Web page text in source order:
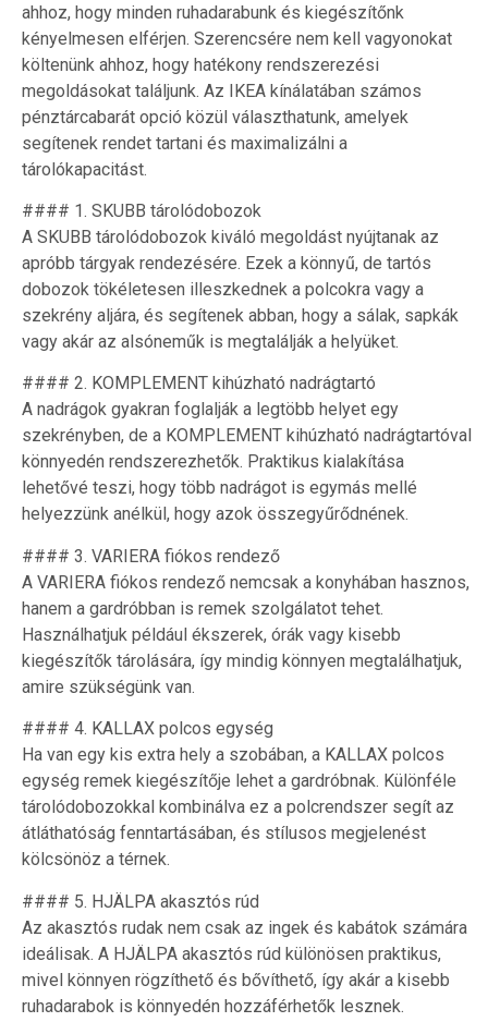
ahhoz, hogy minden ruhadarabunk és kiegészítőnk
kényelmesen elférjen. Szerencsére nem kell vagyonokat
költenünk ahhoz, hogy hatékony rendszerezési
megoldásokat találjunk. Az IKEA kínálatában számos
pénztárcabarát opció közül választhatunk, amelyek
segítenek rendet tartani és maximalizálni a
tárolókapacitást.
#### 1. SKUBB tárolódobozok
A SKUBB tárolódobozok kiváló megoldást nyújtanak az
apróbb tárgyak rendezésére. Ezek a könnyű, de tartós
dobozok tökéletesen illeszkednek a polcokra vagy a
szekrény aljára, és segítenek abban, hogy a sálak, sapkák
vagy akár az alsóneműk is megtalálják a helyüket.
#### 2. KOMPLEMENT kihúzható nadrágtartó
A nadrágok gyakran foglalják a legtöbb helyet egy
szekrényben, de a KOMPLEMENT kihúzható nadrágtartóval
könnyedén rendszerezhetők. Praktikus kialakítása
lehetővé teszi, hogy több nadrágot is egymás mellé
helyezzünk anélkül, hogy azok összegyűrődnének.
#### 3. VARIERA fiókos rendező
A VARIERA fiókos rendező nemcsak a konyhában hasznos,
hanem a gardróbban is remek szolgálatot tehet.
Használhatjuk például ékszerek, órák vagy kisebb
kiegészítők tárolására, így mindig könnyen megtalálhatjuk,
amire szükségünk van.
#### 4. KALLAX polcos egység
Ha van egy kis extra hely a szobában, a KALLAX polcos
egység remek kiegészítője lehet a gardróbnak. Különféle
tárolódobozokkal kombinálva ez a polcrendszer segít az
átláthatóság fenntartásában, és stílusos megjelenést
kölcsönöz a térnek.
#### 5. HJÄLPA akasztós rúd
Az akasztós rudak nem csak az ingek és kabátok számára
ideálisak. A HJÄLPA akasztós rúd különösen praktikus,
mivel könnyen rögzíthető és bővíthető, így akár a kisebb
ruhadarabok is könnyedén hozzáférhetők lesznek.